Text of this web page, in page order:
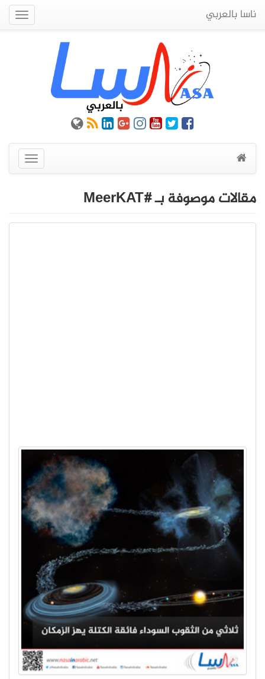
ناسا بالعربي
عرض
القائمة
مقالات موصوفة بـ #MeerKAT